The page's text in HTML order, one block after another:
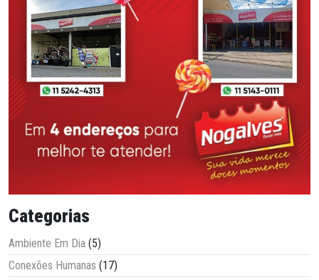
Categorias
Ambiente Em Dia (5)
Conexões Humanas (17)